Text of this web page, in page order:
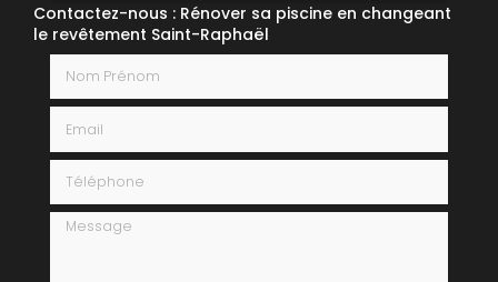
Contactez-nous : Rénover sa piscine en changeant
le revêtement Saint-Raphaël
Message